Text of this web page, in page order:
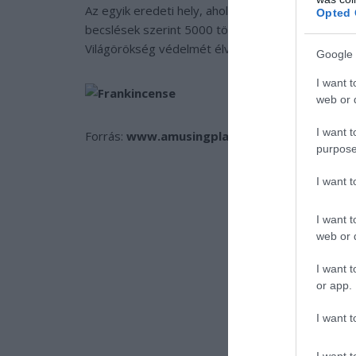
Opted
Google
I want
web or
I want
I want
I want
web or
I want
or app.
I want
Az egyik eredeti hely, ahol még ma is tömjénfák
becslések szerint 5000 tömjénfa nő, a helybeli
Világörökség védelmét élvezik.
Forrás: www.amusingplanet.com